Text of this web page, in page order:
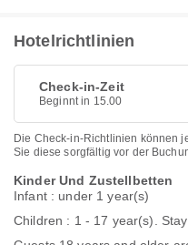
Hotelrichtlinien
Check-in-Zeit
Beginnt in 15.00
Die Check-in-Richtlinien können
Sie diese sorgfältig vor der
Kinder Und Zustellbetten
Infant : under 1 year(s)
Children : 1 - 17 year(s).